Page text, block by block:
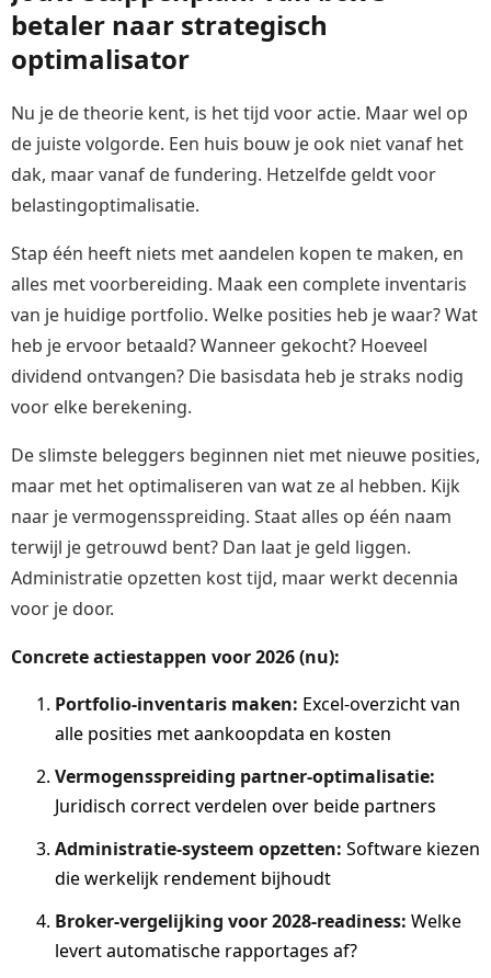
betaler naar strategisch
optimalisator
Nu je de theorie kent, is het tijd voor actie. Maar wel op
de juiste volgorde. Een huis bouw je ook niet vanaf het
dak, maar vanaf de fundering. Hetzelfde geldt voor
belastingoptimalisatie.
Stap één heeft niets met aandelen kopen te maken, en
alles met voorbereiding. Maak een complete inventaris
van je huidige portfolio. Welke posities heb je waar? Wat
heb je ervoor betaald? Wanneer gekocht? Hoeveel
dividend ontvangen? Die basisdata heb je straks nodig
voor elke berekening.
De slimste beleggers beginnen niet met nieuwe posities,
maar met het optimaliseren van wat ze al hebben. Kijk
naar je vermogensspreiding. Staat alles op één naam
terwijl je getrouwd bent? Dan laat je geld liggen.
Administratie opzetten kost tijd, maar werkt decennia
voor je door.
Concrete actiestappen voor 2026 (nu):
Portfolio-inventaris maken: Excel-overzicht van
alle posities met aankoopdata en kosten
Vermogensspreiding partner-optimalisatie:
Juridisch correct verdelen over beide partners
Administratie-systeem opzetten: Software kiezen
die werkelijk rendement bijhoudt
Broker-vergelijking voor 2028-readiness: Welke
levert automatische rapportages af?